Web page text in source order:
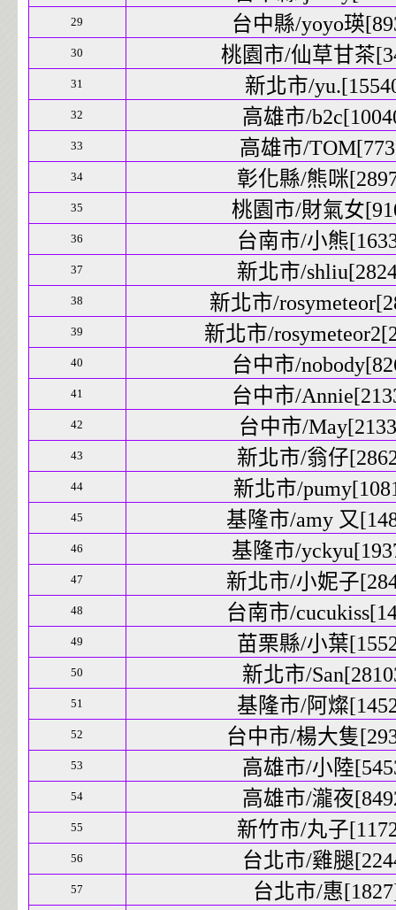
29 台中縣/yoyo瑛
30 桃園市/仙草甘茶
31 新北市/
32 高雄市/
33 高雄市/
34 彰化縣/熊咪
35 桃園市/財氣女
36 台南市/小熊
37 新北市/
38 新北市/
39 新北市/
40 台中市/
41 台中市/
42 台中市/
43 新北市/翁仔
44 新北市/
45 基隆市/amy 又
46 基隆市/
47 新北市/小妮子
48 台南市/
49 苗栗縣/小葉
50 新北市/
51 基隆市/阿燦
52 台中市/楊大隻
53 高雄市/小陸
54 高雄市/瀧夜
55 新竹市/丸子
56 台北市/雞腿
57 台北市/惠